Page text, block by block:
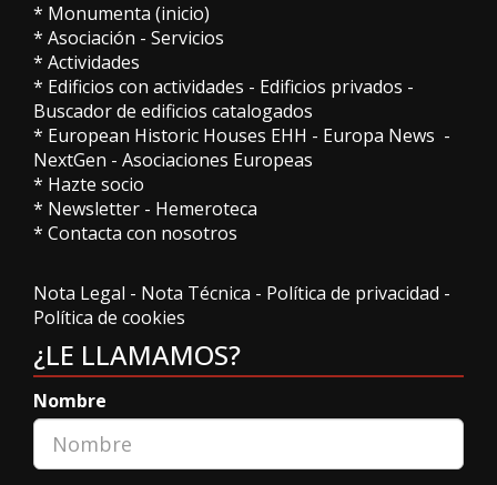
* Monumenta (inicio)
* Asociación - Servicios
* Actividades
* Edificios con actividades - Edificios privados -
Buscador de edificios catalogados
* European Historic Houses EHH - Europa News -
NextGen - Asociaciones Europeas
* Hazte socio
* Newsletter - Hemeroteca
* Contacta con nosotros
Nota Legal - Nota Técnica - Política de privacidad -
Política de cookies
¿LE LLAMAMOS?
Nombre